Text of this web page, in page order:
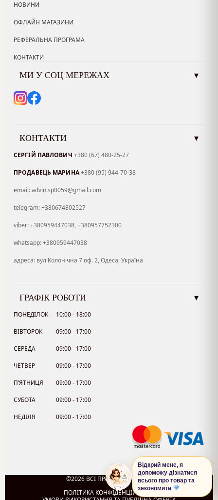
НОВИНИ
ОФЛАЙН МАГАЗИНИ
РЕФЕРАЛЬНА ПРОГРАМА
КОНТАКТИ
МИ У СОЦ МЕРЕЖАХ ▾
КОНТАКТИ ▾
СЕРГІЙ ПАВЛОВИЧ +380 (67) 480-25-27
ПРОДАВЕЦЬ МАРИНА+380 (95) 944-70-38
email: advin.sp0059@gmail.com
telegram: +380674802527
viber: +380959447038, +380957752300
whatsapp: +380959447038
адреса: вул Колонічна 7 оф. 2, Одеса, Україна
ГРАФІК РОБОТИ ▾
ПОНЕДІЛОК 10:00 - 18:00
ВІВТОРОК 09:00 - 17:00
СЕРЕДА 09:00 - 17:00
ЧЕТВЕР 09:00 - 17:00
П’ЯТНИЦЯ 09:00 - 17:00
СУБОТА 09:00 - 17:00
НЕДІЛЯ 09:00 - 17:00
©2026 ВСІ ПРАВА ЗАХИЩЕНО.
ПОЛІТИКА КОНФІДЕНЦІЙНОСТІ
Відкрий мене, я
допоможу дізнатися
всього про товар та
зекономити